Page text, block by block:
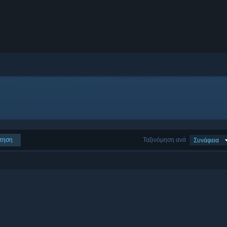
Ταξινόμηση ανά Συνάφεια